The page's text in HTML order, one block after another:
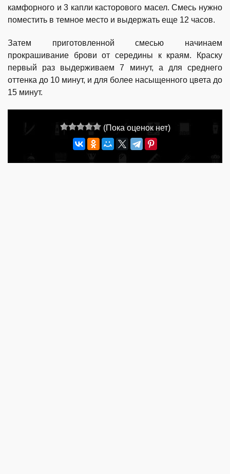
камфорного и 3 капли касторового масел. Смесь нужно
поместить в темное место и выдержать еще 12 часов.
Затем приготовленной смесью начинаем
прокрашивание брови от середины к краям. Краску
первый раз выдерживаем 7 минут, а для среднего
оттенка до 10 минут, и для более насыщенного цвета до
15 минут.
(Пока оценок нет)